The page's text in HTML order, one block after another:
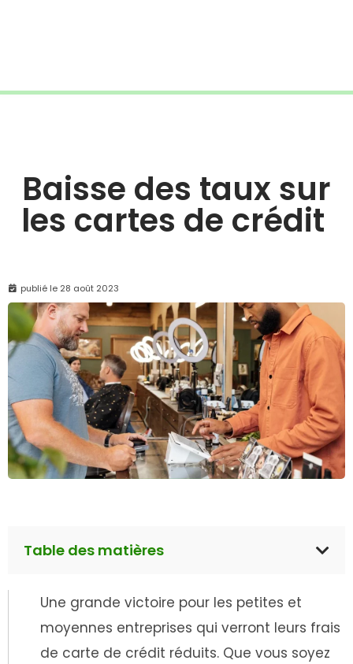
Baisse des taux sur
les cartes de crédit
publié le 28 août 2023
Table des matières
Une grande victoire pour les petites et
moyennes entreprises qui verront leurs frais
de carte de crédit réduits. Que vous soyez